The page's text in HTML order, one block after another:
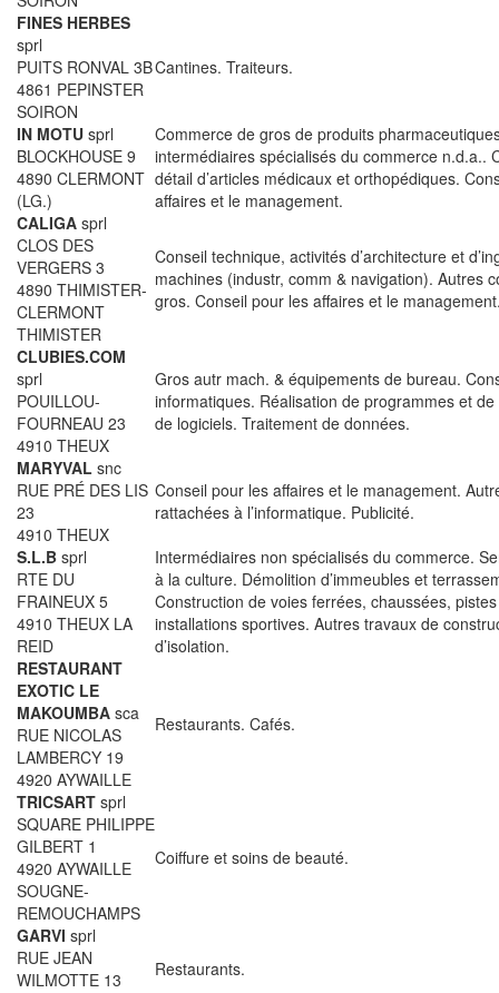
FINES HERBES
sprl
PUITS RONVAL 3B
4861 PEPINSTER
SOIRON
Cantines. Traiteurs.
IN MOTU sprl
BLOCKHOUSE 9
4890 CLERMONT
(LG.)
Commerce de gros de produits
intermédiaires spécialisés du commerce n.d.a..
détail d’articles médicaux et orthopédiques.
affaires et le management.
CALIGA sprl
CLOS DES
VERGERS 3
4890 THIMISTER-
CLERMONT
THIMISTER
Conseil technique, activités d’architecture et
machines (industr, comm & navigation). Autres
gros. Conseil pour les affaires et le
CLUBIES.COM
sprl
POUILLOU-
FOURNEAU 23
4910 THEUX
Gros autr mach. & équipements de bureau.
informatiques. Réalisation de programmes et
de logiciels. Traitement de données.
MARYVAL snc
RUE PRÉ DES LIS
23
4910 THEUX
Conseil pour les affaires et le management.
rattachées à l’informatique. Publicité.
S.L.B sprl
RTE DU
FRAINEUX 5
4910 THEUX LA
REID
Intermédiaires non spécialisés du commerce.
à la culture. Démolition d’immeubles et
Construction de voies ferrées, chaussées, pistes
installations sportives. Autres travaux de
d’isolation.
RESTAURANT
EXOTIC LE
MAKOUMBA sca
RUE NICOLAS
LAMBERCY 19
4920 AYWAILLE
Restaurants. Cafés.
TRICSART sprl
SQUARE PHILIPPE
GILBERT 1
4920 AYWAILLE
SOUGNE-
REMOUCHAMPS
Coiffure et soins de beauté.
GARVI sprl
RUE JEAN
WILMOTTE 13
Restaurants.